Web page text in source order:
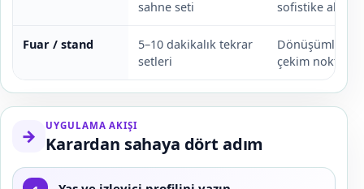
sahne seti
sofistike akış
Fuar / stand
5–10 dakikalık tekrar
setleri
Dönüşümlü
çekim noktası
→ UYGULAMA AKIŞI
Karardan sahaya dört adım